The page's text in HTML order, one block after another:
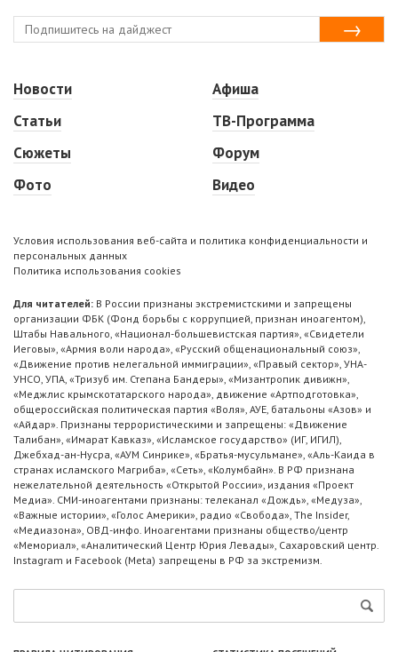
Новости
Статьи
Сюжеты
Фото
Афиша
ТВ-Программа
Форум
Видео
Условия использования веб-сайта и политика конфиденциальности и
персональных данных
Политика использования cookies
Для читателей: В России признаны экстремистскими и запрещены
организации ФБК (Фонд борьбы с коррупцией, признан иноагентом),
Штабы Навального, «Национал-большевистская партия», «Свидетели
Иеговы», «Армия воли народа», «Русский общенациональный союз»,
«Движение против нелегальной иммиграции», «Правый сектор», УНА-
УНСО, УПА, «Тризуб им. Степана Бандеры», «Мизантропик дивижн»,
«Меджлис крымскотатарского народа», движение «Артподготовка»,
общероссийская политическая партия «Воля», АУЕ, батальоны «Азов» и
«Айдар». Признаны террористическими и запрещены: «Движение
Талибан», «Имарат Кавказ», «Исламское государство» (ИГ, ИГИЛ),
Джебхад-ан-Нусра, «АУМ Синрике», «Братья-мусульмане», «Аль-Каида в
странах исламского Магриба», «Сеть», «Колумбайн». В РФ признана
нежелательной деятельность «Открытой России», издания «Проект
Медиа». СМИ-иноагентами признаны: телеканал «Дождь», «Медуза»,
«Важные истории», «Голос Америки», радио «Свобода», The Insider,
«Медиазона», ОВД-инфо. Иноагентами признаны общество/центр
«Мемориал», «Аналитический Центр Юрия Левады», Сахаровский центр.
Instagram и Facebook (Metа) запрещены в РФ за экстремизм.